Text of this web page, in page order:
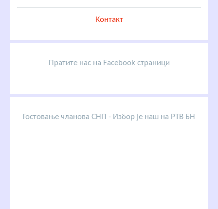
Контакт
Пратите нас на Facebook страници
Гостовање чланова СНП - Избор је наш на РТВ БН